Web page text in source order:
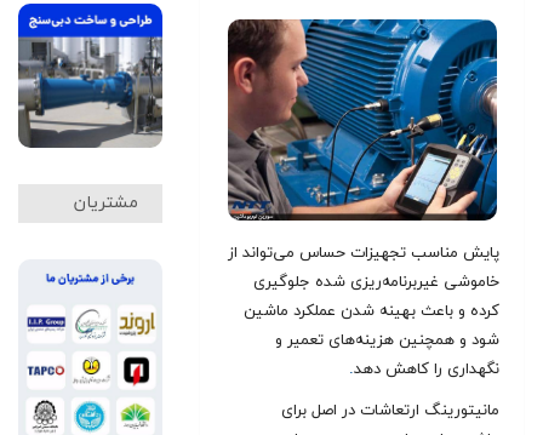
پایش مناسب تجهیزات حساس می‌تواند از
خاموشی غیربرنامه‌ریزی شده جلوگیری
کرده و باعث بهینه‌ شدن عملکرد ماشین
شود و همچنین هزینه‌های تعمیر و
نگهداری را کاهش دهد.
مانیتورینگ ارتعاشات در اصل برای
مشتریان